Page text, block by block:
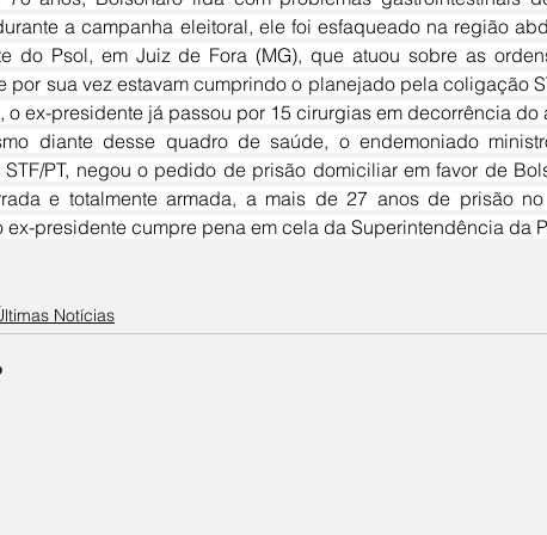
a campanha eleitoral, ele foi esfaqueado na região
do Psol, em Juiz de Fora (MG), que atuou sobre as
por sua vez estavam cumprindo o planejado pela coligação
o ex-presidente já passou por 15 cirurgias em decorrência do
PT, negou o pedido de prisão domiciliar em favor de
e totalmente armada, a mais de 27 anos de prisão
ex-presidente cumpre pena em cela da Superintendência da
Notícias